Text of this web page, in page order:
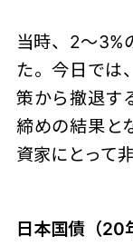
当時、2～3%
た。今日では
策から撤退す
締めの結果と
資家にとって
日本国債（20